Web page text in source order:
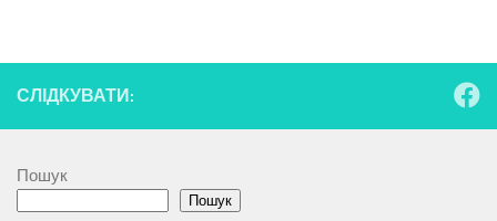
СЛІДКУВАТИ:
Пошук
Пошук